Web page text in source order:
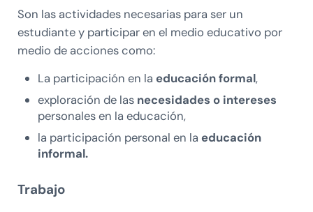
Son las actividades necesarias para ser un
estudiante y participar en el medio educativo por
medio de acciones como:
La participación en la educación formal,
exploración de las necesidades o intereses
personales en la educación,
la participación personal en la educación
informal.
Trabajo